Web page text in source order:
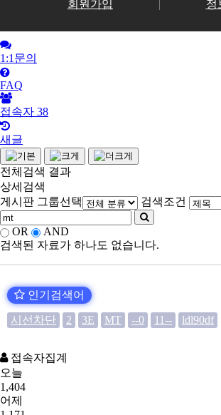
회원가입 정
1:1문의
FAQ
접속자 38
새글
전체검색 결과
상세검색
게시판 그룹선택
검색조건
OR
AND
검색된 자료가 하나도 없습니다.
인기검색어
시선차단 2 3E MT --0 11-- ldl90df
접속자집계
오늘
1,404
어제